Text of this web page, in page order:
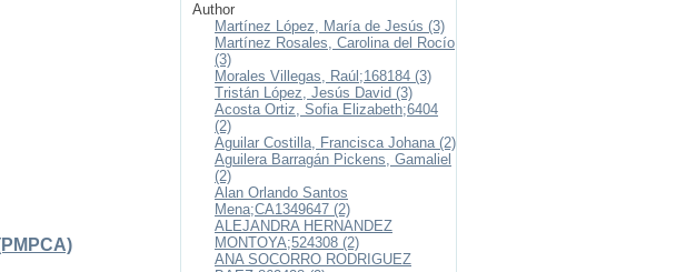
Author
Martínez López, María de Jesús (3)
Martínez Rosales, Carolina del Rocío
(3)
Morales Villegas, Raúl;168184 (3)
Tristán López, Jesús David (3)
Acosta Ortiz, Sofia Elizabeth;6404
(2)
Aguilar Costilla, Francisca Johana (2)
Aguilera Barragán Pickens, Gamaliel
(2)
Alan Orlando Santos
Mena;CA1349647 (2)
ALEJANDRA HERNANDEZ
MONTOYA;524308 (2)
ANA SOCORRO RODRIGUEZ